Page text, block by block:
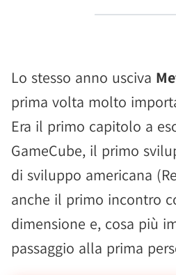
Lo stesso anno usciva
prima volta molto
Era il primo capitolo a
GameCube, il primo
di sviluppo americana
anche il primo incontro
dimensione e, cosa più
passaggio alla prima